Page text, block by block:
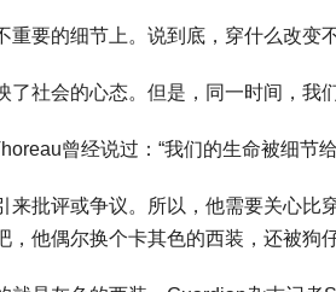
要的细节上。说到底，穿什么改变
社会的心态。但是，同一时间，我
曾经说过：“我们的生命被细节
来批评或争议。所以，他需要关心比
，他偶尔换个卡其色的西装，还被狗